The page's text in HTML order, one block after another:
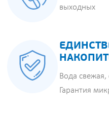
выходных
Вода
Гарантия